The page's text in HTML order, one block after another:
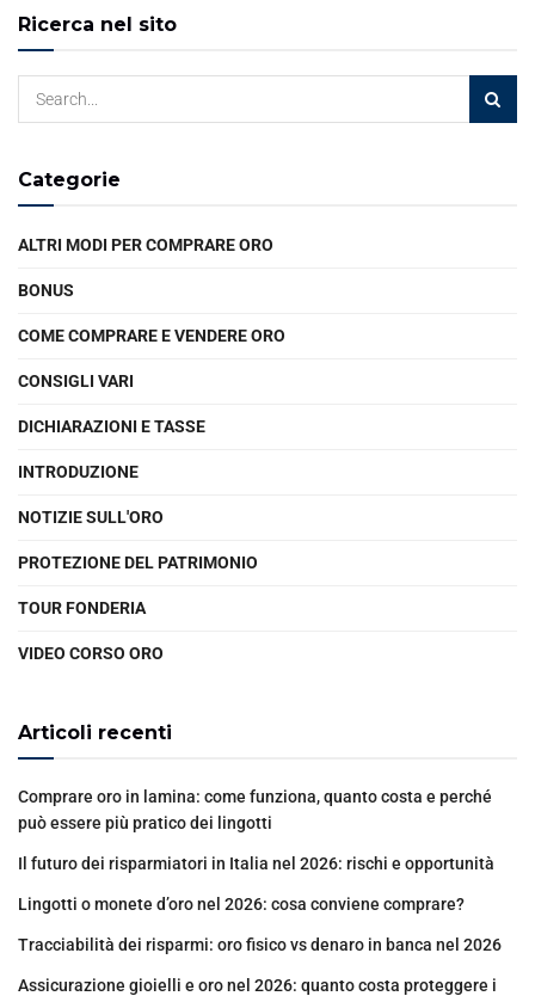
Ricerca nel sito
Categorie
ALTRI MODI PER COMPRARE ORO
BONUS
COME COMPRARE E VENDERE ORO
CONSIGLI VARI
DICHIARAZIONI E TASSE
INTRODUZIONE
NOTIZIE SULL'ORO
PROTEZIONE DEL PATRIMONIO
TOUR FONDERIA
VIDEO CORSO ORO
Articoli recenti
Comprare oro in lamina: come funziona, quanto costa e perché
può essere più pratico dei lingotti
Il futuro dei risparmiatori in Italia nel 2026: rischi e opportunità
Lingotti o monete d’oro nel 2026: cosa conviene comprare?
Tracciabilità dei risparmi: oro fisico vs denaro in banca nel 2026
Assicurazione gioielli e oro nel 2026: quanto costa proteggere i